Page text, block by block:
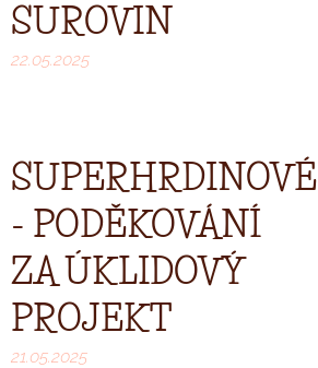
SUROVIN
22.05.2025
SUPERHRDINOVÉ
- PODĚKOVÁNÍ
ZA ÚKLIDOVÝ
PROJEKT
21.05.2025